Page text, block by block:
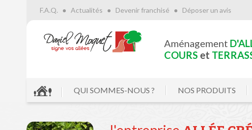
F.A.Q. Actualités Devenir franchisé Déposer un avis
Aménagement
COURS et
QUI SOMMES-NOUS ? NOS PRODUITS